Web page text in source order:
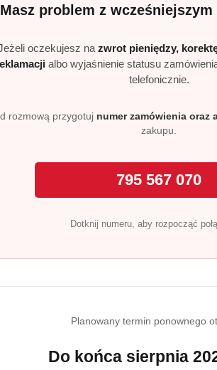
Masz problem z
oczekujesz na zwrot pieniędzy,
albo wyjaśnienie statusu
telefonicznie.
rozmową przygotuj numer zamówienia oraz
zakupu.
795 567 070
Dotknij numeru, aby rozpocząć
Planowany termin ponownego
Do końca sierpnia